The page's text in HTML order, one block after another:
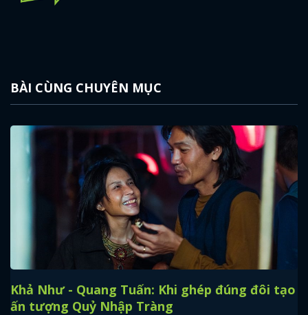
BÀI CÙNG CHUYÊN MỤC
Khả Như - Quang Tuấn: Khi ghép đúng đôi tạo
ấn tượng Quỷ Nhập Tràng